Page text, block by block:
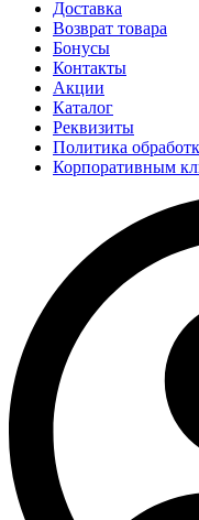
Доставка
Возврат товара
Бонусы
Контакты
Акции
Каталог
Реквизиты
Политика
Корпоративным